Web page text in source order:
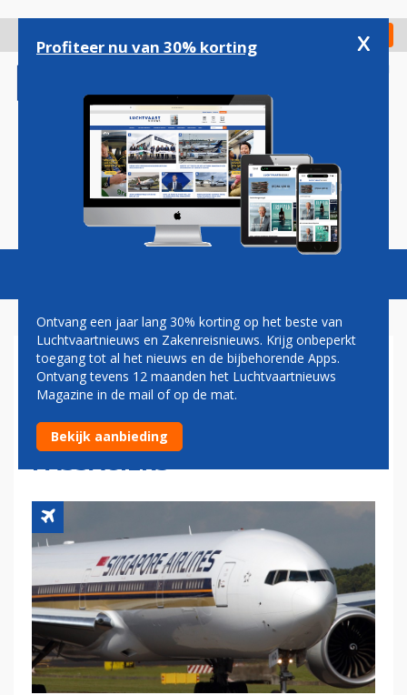
gaan
Check in
Magazine Podcasts Vacatures
SINGAPORE AIRLINES EN
CATHAY PACIFIC: RUIM 99
PROCENT MINDER
PASSAGIERS
Profiteer nu van 30% korting x
Ontvang een jaar lang 30% korting op het beste van
Luchtvaartnieuws en Zakenreisnieuws. Krijg onbeperkt
toegang tot al het nieuws en de bijbehorende Apps.
Ontvang tevens 12 maanden het Luchtvaartnieuws
Magazine in de mail of op de mat.
Bekijk aanbieding